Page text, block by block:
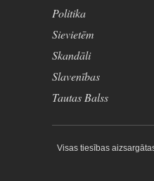
Politika
Sievietēm
Skandāli
Slavenības
Tautas Balss
Visas tiesības